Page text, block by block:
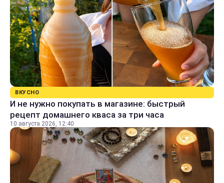
ВКУСНО
И не нужно покупать в магазине: быстрый
рецепт домашнего кваса за три часа
10 августа 2026, 12:40